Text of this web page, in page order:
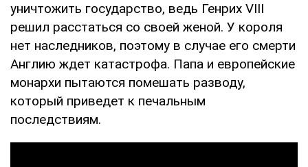
уничтожить государство, ведь Генрих VIII
решил расстаться со своей женой. У короля
нет наследников, поэтому в случае его смерти
Англию ждет катастрофа. Папа и европейские
монархи пытаются помешать разводу,
который приведет к печальным
последствиям.